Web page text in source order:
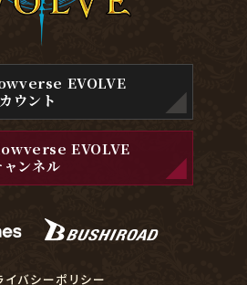
EVOLVE
ウント
EVOLVE
ンネル
イバシーポリシー